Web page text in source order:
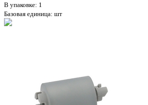
В упаковке: 1
Базовая единица: шт